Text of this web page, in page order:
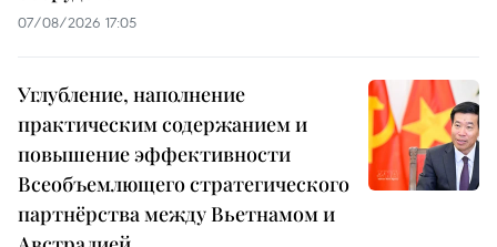
07/08/2026 17:05
Углубление, наполнение
практическим содержанием и
повышение эффективности
Всеобъемлющего стратегического
партнёрства между Вьетнамом и